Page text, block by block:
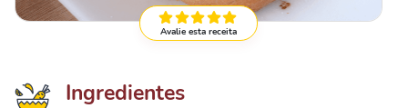
Avalie esta receita
Ingredientes